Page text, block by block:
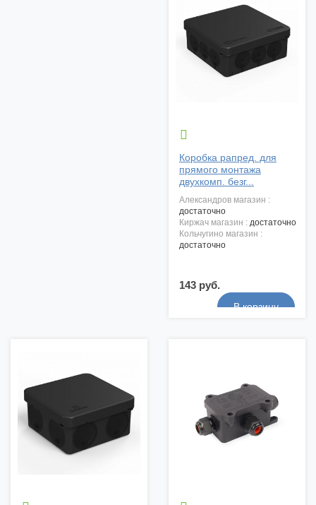

Коробка рапред. для
прямого монтажа
двухкомп. безг...
александров магазин :
достаточно
киржач магазин : достаточно
кольчугино магазин :
достаточно
143 руб.